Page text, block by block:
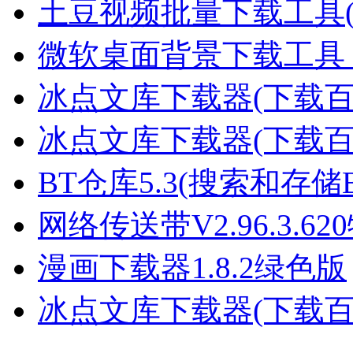
土豆视频批量下载工
微软桌面背景下载工具
冰点文库下载器(下载
冰点文库下载器(下载
BT仓库5.3(搜索和存储
网络传送带
漫画下载器1.8.2绿色版
冰点文库下载器(下载